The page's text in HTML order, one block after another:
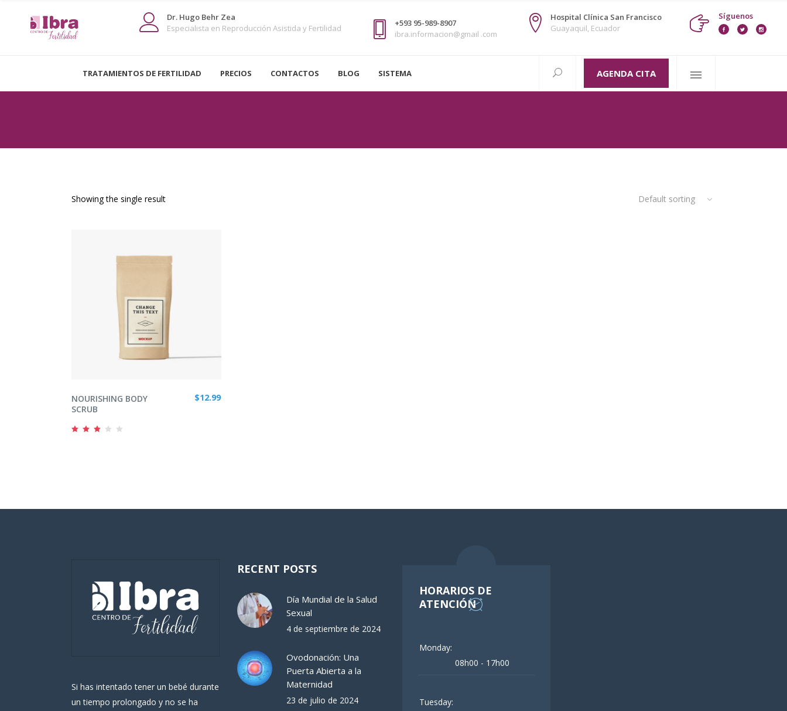
Dr. Hugo Behr Zea
Especialista en Reproducción Asistida y Fertilidad
+593 95-989-8907
ibra.informacion@gmail .com
Hospital Clínica San Francisco
Guayaquil, Ecuador
Síguenos
TRATAMIENTOS DE FERTILIDAD PRECIOS CONTACTOS BLOG SISTEMA AGENDA CITA
Showing the single result Default sorting
ADD TO CART
NOURISHING BODY
SCRUB
$12.99
Si has intentado tener un bebé durante
un tiempo prolongado y no se ha
RECENT POSTS
Día Mundial de la Salud
Sexual
4 de septiembre de 2024
Ovodonación: Una
Puerta Abierta a la
Maternidad
23 de julio de 2024
HORARIOS DE
ATENCIÓN
Monday:
08h00 - 17h00
Tuesday: